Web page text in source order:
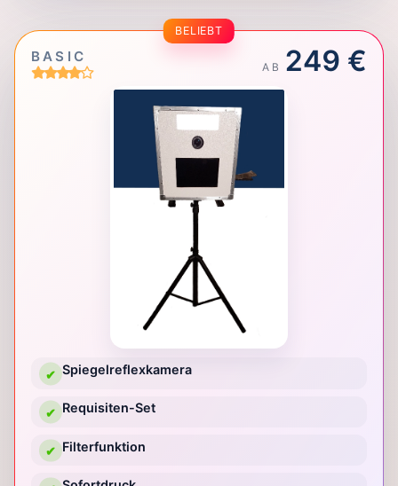
BELIEBT
BASIC
AB 249 €
✔ Spiegelreflexkamera
✔ Requisiten-Set
✔ Filterfunktion